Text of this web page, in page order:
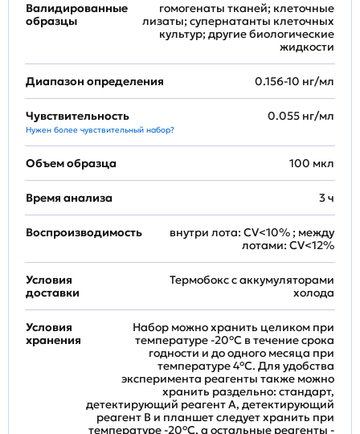
Валидированные
образцы
гомогенаты тканей; клеточные
лизаты; супернатанты клеточных
культур; другие биологические
жидкости
Диапазон определения 0.156-10 нг/мл
Чувствительность
Нужен более чувствительный набор?
0.055 нг/мл
Объем образца 100 мкл
Время анализа 3 ч
Воспроизводимость
внутри лота: CV<10% ; между
лотами: CV<12%
Условия
доставки
Термобокс с аккумуляторами
холода
Условия
хранения
Набор можно хранить целиком при
температуре -20°C в течение срока
годности и до одного месяца при
температуре 4°C. Для удобства
эксперимента реагенты также можно
хранить раздельно: стандарт,
детектирующий реагент A, детектирующий
реагент B и планшет следует хранить при
температуре -20°C, а остальные реагенты -